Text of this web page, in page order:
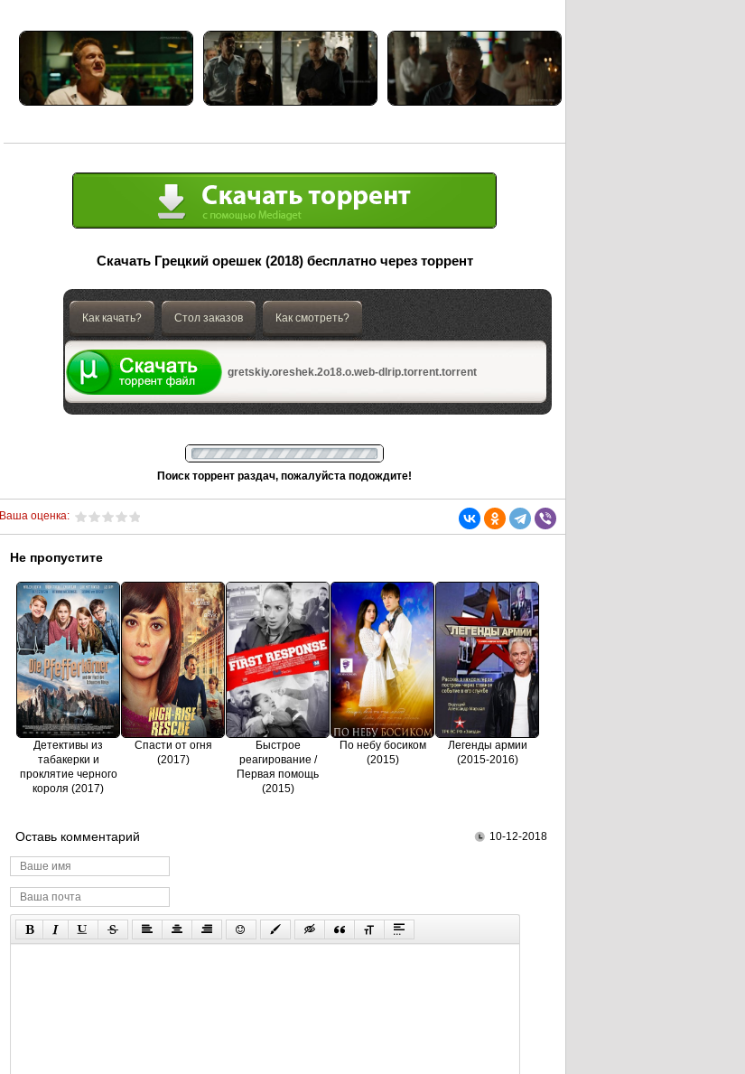
Скачать Грецкий орешек (2018) бесплатно через торрент
Как качать? Стол заказов Как смотреть?
gretskiy.oreshek.2o18.o.web-dlrip.torrent.torrent
Поиск торрент раздач, пожалуйста подождите!
Ваша оценка:
Не пропустите
Детективы из
табакерки и
проклятие черного
короля (2017)
Спасти от огня
(2017)
Быстрое
реагирование /
Первая помощь
(2015)
По небу босиком
(2015)
Легенды армии
(2015-2016)
Оставь комментарий 10-12-2018